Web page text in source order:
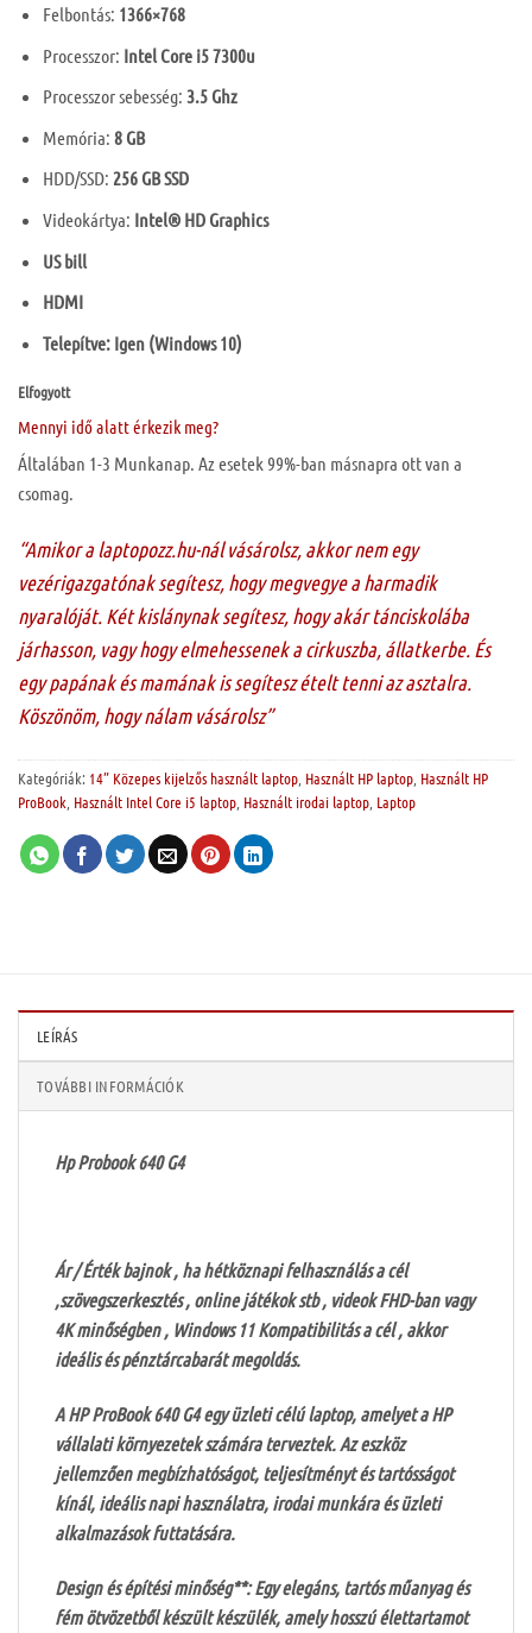
Felbontás: 1366×768
Processzor: Intel Core i5 7300u
Processzor sebesség: 3.5 Ghz
Memória: 8 GB
HDD/SSD: 256 GB SSD
Videokártya: Intel® HD Graphics
US bill
HDMI
Telepítve: Igen (Windows 10)
Elfogyott
Mennyi idő alatt érkezik meg?
Általában 1-3 Munkanap. Az esetek 99%-ban másnapra ott van a
csomag.
“Amikor a laptopozz.hu-nál vásárolsz, akkor nem egy
vezérigazgatónak segítesz, hogy megvegye a harmadik
nyaralóját. Két kislánynak segítesz, hogy akár tánciskolába
járhasson, vagy hogy elmehessenek a cirkuszba, állatkerbe. És
egy papának és mamának is segítesz ételt tenni az asztalra.
Köszönöm, hogy nálam vásárolsz”
Kategóriák: 14” Közepes kijelzős használt laptop Használt HP laptop Használt HP
ProBook Használt Intel Core i5 laptop Használt irodai laptop Laptop
LEÍRÁS
TOVÁBBI INFORMÁCIÓK
Hp Probook 640 G4
Ár / Érték bajnok , ha hétköznapi felhasználás a cél
,szövegszerkesztés , online játékok stb , videok FHD-ban vagy
4K minőségben , Windows 11 Kompatibilitás a cél , akkor
ideális és pénztárcabarát megoldás.
A HP ProBook 640 G4 egy üzleti célú laptop, amelyet a HP
vállalati környezetek számára terveztek. Az eszköz
jellemzően megbízhatóságot, teljesítményt és tartósságot
kínál, ideális napi használatra, irodai munkára és üzleti
alkalmazások futtatására.
Design és építési minőség**: Egy elegáns, tartós műanyag és
fém ötvözetből készült készülék, amely hosszú élettartamot